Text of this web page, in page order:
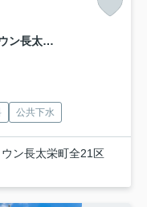
鈴鹿市長太栄町2丁目《サクシードタウン長太栄町 全21区画》
公共下水
ン長太栄町全21区